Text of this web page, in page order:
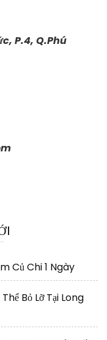
P.4, Q.Phú
Củ Chi 1 Ngày
Bỏ Lỡ Tại Long